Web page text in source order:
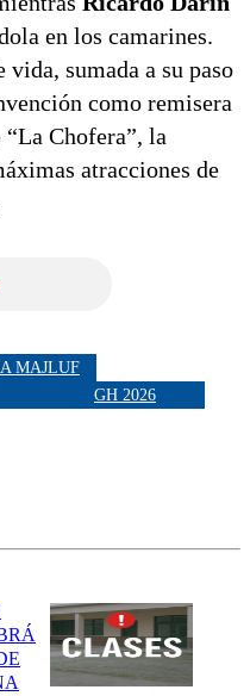
en los camarines.
sumada a su paso
como remisera
Chofera”, la
atracciones de
MAJLUF
GH 2026